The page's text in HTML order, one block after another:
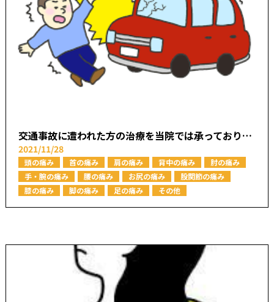
交通事故に遭われた方の治療を当院では承っております【本厚木駅で痛みの原因を取り除く あかつき整骨院】
2021/11/28
頭の痛み 首の痛み 肩の痛み 背中の痛み
肘の痛み
手・腕の痛み
腰の痛み お尻の痛み
股関節の痛み
膝の痛み
脚の痛み 足の痛み その他